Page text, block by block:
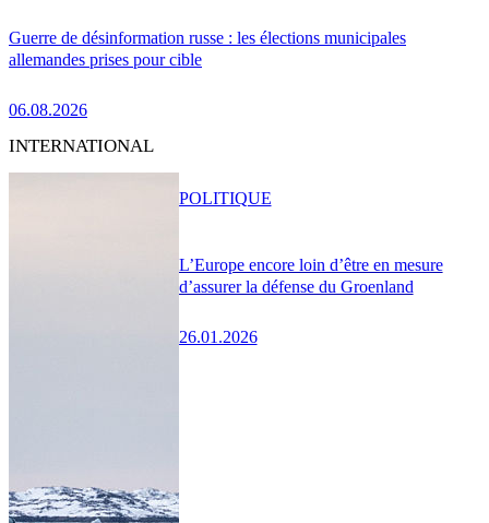
Guerre de désinformation russe : les élections municipales
allemandes prises pour cible
06.08.2026
INTERNATIONAL
L’Europe encore loin d’être en mesure
d’assurer la défense du Groenland
26.01.2026
POLITIQUE